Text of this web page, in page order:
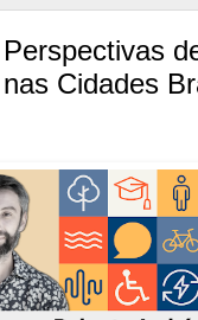
Cidades